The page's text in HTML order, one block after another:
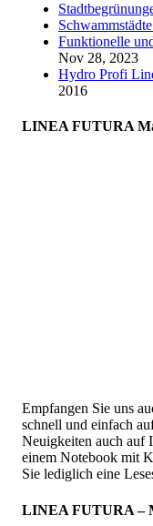
Funktionelle
Nov 28, 2023
Hydro Profi
2016
LINEA FUTURA
Empfangen Sie uns
schnell und einfach
Neuigkeiten auch auf
einem Notebook mit
Sie lediglich eine
LINEA FUTURA –